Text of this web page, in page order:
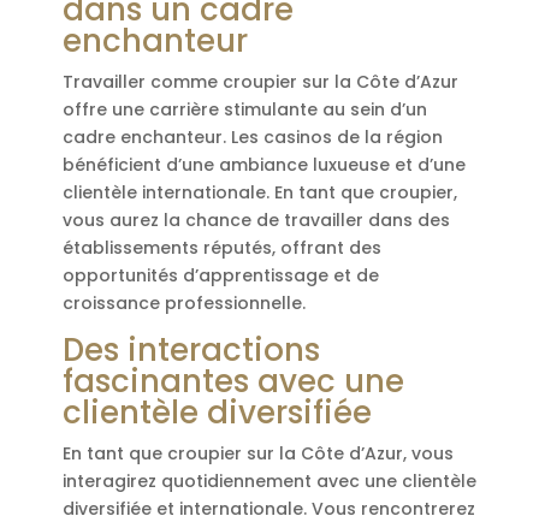
dans un cadre
enchanteur
Travailler comme croupier sur la Côte d’Azur
offre une carrière stimulante au sein d’un
cadre enchanteur. Les casinos de la région
bénéficient d’une ambiance luxueuse et d’une
clientèle internationale. En tant que croupier,
vous aurez la chance de travailler dans des
établissements réputés, offrant des
opportunités d’apprentissage et de
croissance professionnelle.
Des interactions
fascinantes avec une
clientèle diversifiée
En tant que croupier sur la Côte d’Azur, vous
interagirez quotidiennement avec une clientèle
diversifiée et internationale. Vous rencontrerez